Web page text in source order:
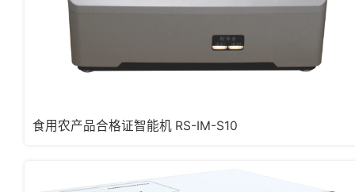
食用农产品合格证智能机 RS-IM-S10